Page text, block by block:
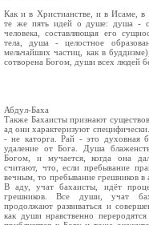
Как и в Христианстве, и в Исаме, в
те же пять идей о душе: душа -
человека, составляющая его
тела, душа - целостное
мельчайших частиц, как в
сотворена Богом, души всех людей
Абдул-Баха
Также Бахаисты признают
ад они характеризуют
- не каторга. Рай - это духовная
удаление от Бога. Душа
Богом, и мучается, когда она
считают, что, если пребывание
вечным, то пребывание грешников в
В аду, учат бахаисты, идёт
грешников. Все души, учат
продолжают развиваться и
как души нравственно